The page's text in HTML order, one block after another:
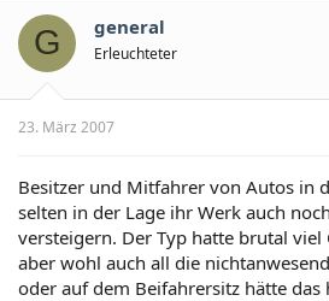
G general
Erleuchteter
23. März 2007
Besitzer und Mitfahrer von Autos in
selten in der Lage ihr Werk auch
versteigern. Der Typ hatte brutal viel
aber wohl auch all die
oder auf dem Beifahrersitz hätte das